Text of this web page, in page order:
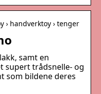
› handverktoy › tenger
samt en
supert trådsnelle- og
som bildene deres